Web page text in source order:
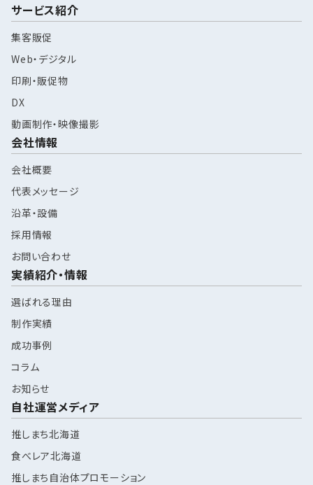
サービス紹介
集客販促
Web・デジタル
印刷・販促物
DX
動画制作・映像撮影
会社情報
会社概要
代表メッセージ
沿革・設備
採用情報
お問い合わせ
実績紹介・情報
選ばれる理由
制作実績
成功事例
コラム
お知らせ
自社運営メディア
推しまち北海道
食べレア北海道
推しまち自治体プロモーション